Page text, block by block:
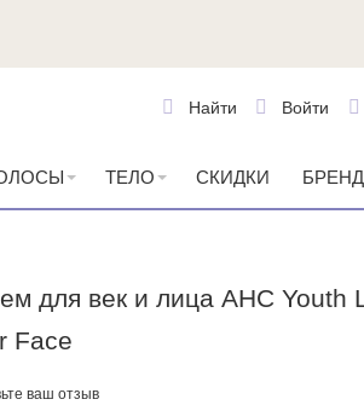
Войти
Найти
ТЕЛО СКИДКИ
для век и лица AHC Youth
Face
ваш отзыв